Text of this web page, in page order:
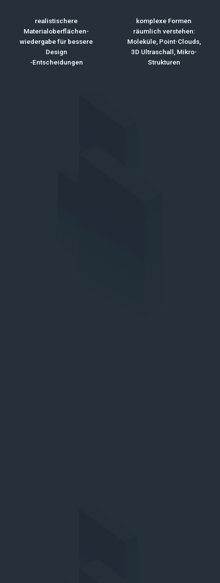
realistischere
Materialoberflächen-
wiedergabe für bessere
Design
-Entscheidungen
komplexe Formen
räumlich verstehen:
Moleküle, Point-Clouds,
3D Ultraschall, Mikro-
Strukturen